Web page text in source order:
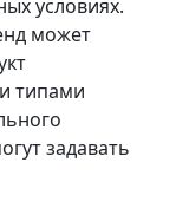
условиях.
может
типами
задавать